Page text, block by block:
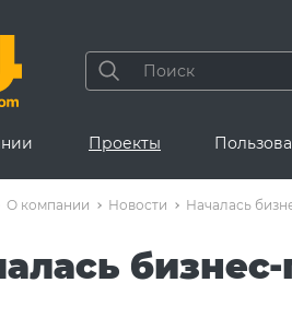
Проекты
О компании Новости Началась